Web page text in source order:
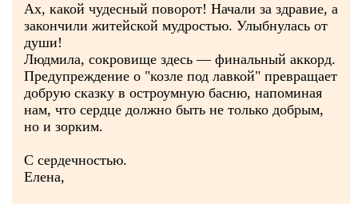
Ах, какой чудесный поворот! Начали за здравие, а
закончили житейской мудростью. Улыбнулась от
души!
Людмила, сокровище здесь — финальный аккорд.
Предупреждение о "козле под лавкой" превращает
добрую сказку в остроумную басню, напоминая
нам, что сердце должно быть не только добрым,
но и зорким.
С сердечностью.
Елена,